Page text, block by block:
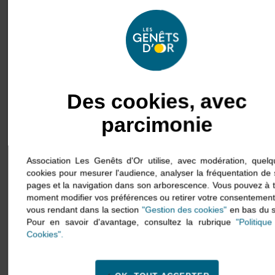
Prise en charge de la douleur
chronique chez la personne âgée
par les prescripteurs
Prise en charge de la douleur
chronique chez la personne âgée
1 jour (7 heures)
Tout professionnel, aidant, famille
Des cookies, avec
parcimonie
Association Les Genêts d'Or utilise, avec modération,
cookies pour mesurer l'audience, analyser la fréquentation de
pages et la navigation dans son arborescence. Vous pouvez à
moment modifier vos préférences ou retirer votre
vous rendant dans la section "Gestion des cookies"en bas du
Pour en savoir d'avantage, consultez la rubrique
Cookies".